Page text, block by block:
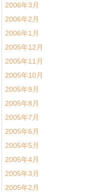
2006年3月
2006年2月
2006年1月
2005年12月
2005年11月
2005年10月
2005年9月
2005年8月
2005年7月
2005年6月
2005年5月
2005年4月
2005年3月
2005年2月